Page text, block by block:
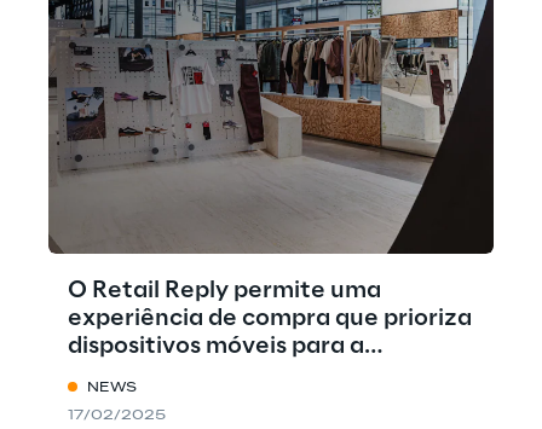
O Retail Reply permite uma
experiência de compra que prioriza
dispositivos móveis para a
NEWS
17/02/2025